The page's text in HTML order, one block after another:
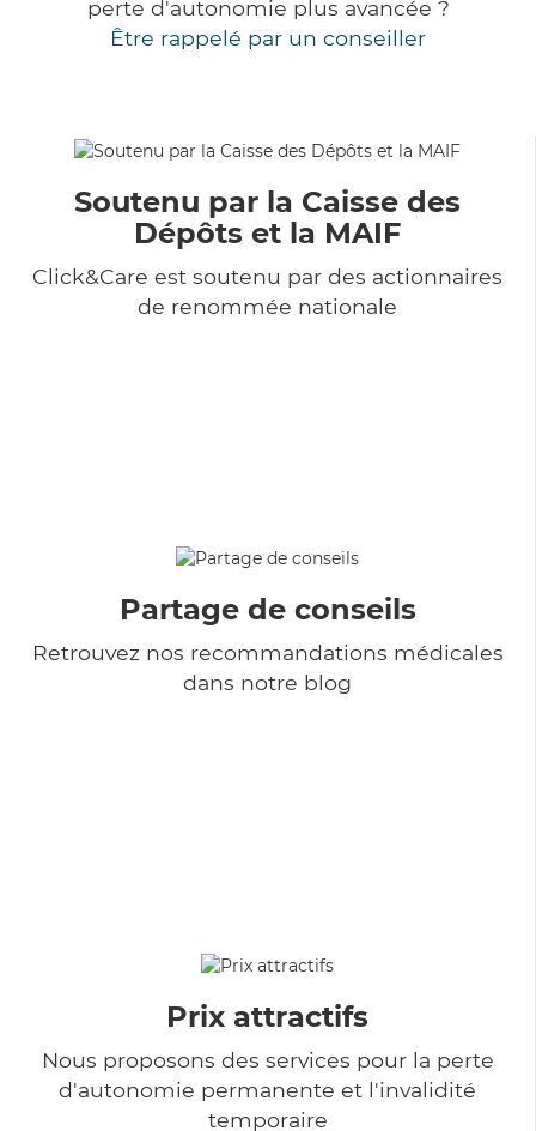
perte d'autonomie plus avancée ?
Être rappelé par un conseiller
Soutenu par la Caisse des
Dépôts et la MAIF
Click&Care est soutenu par des actionnaires
de renommée nationale
Partage de conseils
Retrouvez nos recommandations médicales
dans notre blog
Prix attractifs
Nous proposons des services pour la perte
d'autonomie permanente et l'invalidité
temporaire